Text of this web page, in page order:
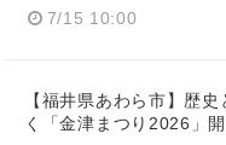
7/15 10:00
【福井県あわら市】歴
く「金津まつり2026」